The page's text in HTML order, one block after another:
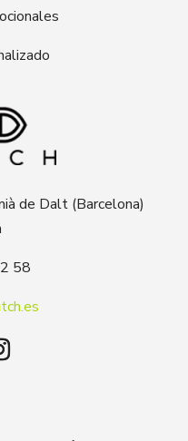
de Dalt (Barcelona)
58